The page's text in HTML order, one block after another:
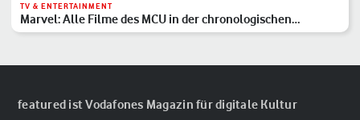
TV & ENTERTAINMENT
Marvel: Alle Filme des MCU in der chronologischen
Reihenfolge
featured ist Vodafones Magazin für digitale Kultur